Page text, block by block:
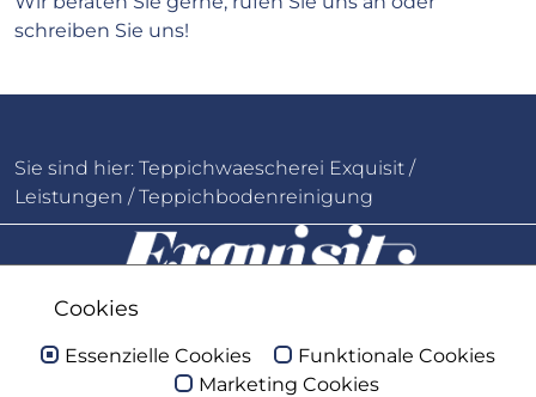
schreiben Sie uns!
Sie sind hier: Teppichwaescherei Exquisit /
Leistungen / Teppichbodenreinigung
Folgen Sie uns
Cookies
Essenzielle Cookies
Funktionale Cookies
Marketing Cookies